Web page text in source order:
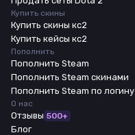
Купить скины
Купить скины кс2
Купить кейсы кс2
Пополнить
Пополнить Steam
Пополнить Steam скинами
Пополнить Steam по логину
О нас
Отзывы 500+
Блог